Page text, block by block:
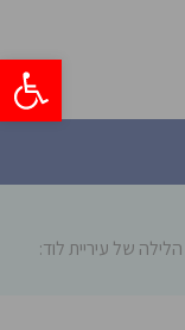
פתח
של עיריית לוד: